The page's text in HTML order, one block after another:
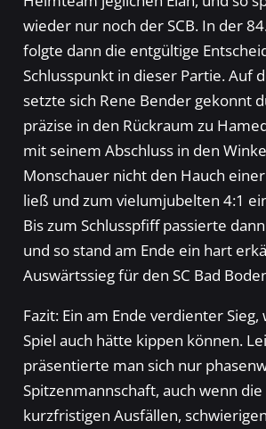
wieder nur noch der SCB. In der
folgte dann die entgültige
Schlusspunkt in dieser Partie. Auf
setzte sich Rene Bender gekonnt
präzise in den Rückraum zu
mit seinem Abschluss in den
Monschauer nicht den Hauch
ließ und zum vielumjubelten 4:1
Bis zum Schlusspfiff passierte
und so stand am Ende ein hart
Auswärtssieg für den SC Bad
Fazit: Ein am Ende verdienter
Spiel auch hätte kippen können.
präsentierte man sich nur
Spitzenmannschaft, auch wenn
kurzfristigen Ausfällen, schwierigen